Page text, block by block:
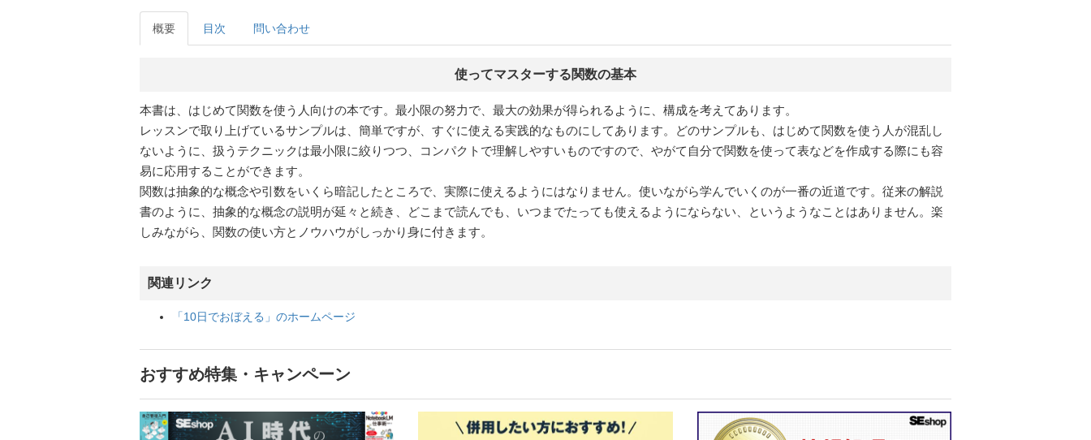
概要 目次 問い合わせ
使ってマスターする関数の基本
本書は、はじめて関数を使う人向けの本です。最小限の努力で、最大の効果が得られるように、構成を考えてあります。
レッスンで取り上げているサンプルは、簡単ですが、すぐに使える実践的なものにしてあります。どのサンプルも、はじめて関数を使う人が混乱し
ないように、扱うテクニックは最小限に絞りつつ、コンパクトで理解しやすいものですので、やがて自分で関数を使って表などを作成する際にも容
易に応用することができます。
関数は抽象的な概念や引数をいくら暗記したところで、実際に使えるようにはなりません。使いながら学んでいくのが一番の近道です。従来の解説
書のように、抽象的な概念の説明が延々と続き、どこまで読んでも、いつまでたっても使えるようにならない、というようなことはありません。楽
しみながら、関数の使い方とノウハウがしっかり身に付きます。
関連リンク
「10日でおぼえる」のホームページ
おすすめ特集・キャンペーン